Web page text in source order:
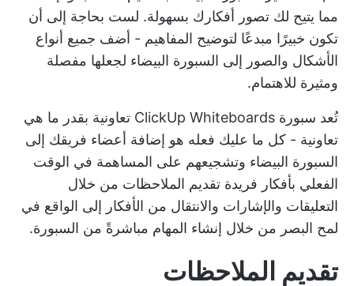
مما يتيح لك تصور أفكارك بسهولة. لست بحاجة إلى أن
تكون خبيرًا مبدعًا لتوضيح المفاهيم - أضف جميع أنواع
الأشكال والصور إلى السبورة البيضاء لجعلها مفصلة
ومثيرة للاهتمام.
تُعد سبورة ClickUp Whiteboards تعاونية بقدر ما هي
تعاونية - كل ما عليك فعله هو إضافة أعضاء فريقك إلى
السبورة البيضاء وتشجيعهم على المساهمة في الوقت
الفعلي بأفكار فريدة تقديم الملاحظات من خلال
التعليقات والإشارات والانتقال من الأفكار إلى الواقع في
لمح البصر من خلال إنشاء المهام مباشرةً من السبورة.
تقديم الملاحظات